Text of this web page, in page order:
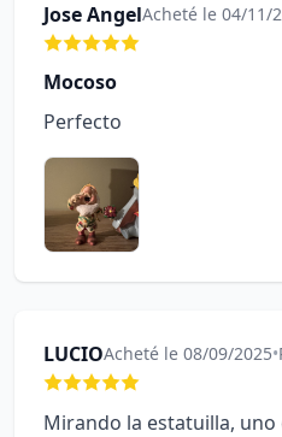
Jose AngelAcheté le 04/11/
Mocoso
Perfecto
LUCIOAcheté le 08/09/2025•
Mirando la estatuilla,